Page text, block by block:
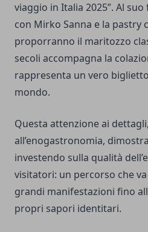
viaggio in Italia 2025”. Al
con Mirko Sanna e la pastry
proporranno il maritozzo
secoli accompagna la
rappresenta un vero
mondo.
Questa attenzione ai
all’enogastronomia,
investendo sulla qualità
visitatori: un percorso che va
grandi manifestazioni fino
propri sapori identitari.